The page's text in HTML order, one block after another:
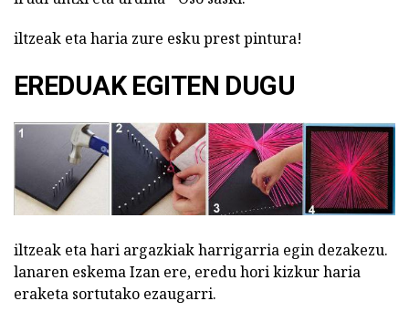
iltzeak eta haria zure esku prest pintura!
EREDUAK EGITEN DUGU
iltzeak eta hari argazkiak harrigarria egin dezakezu.
lanaren eskema Izan ere, eredu hori kizkur haria
eraketa sortutako ezaugarri.